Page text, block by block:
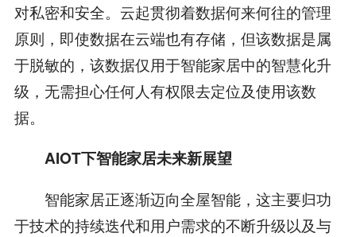
对私密和安全。云起贯彻着数据何来何往的管理
原则，即使数据在云端也有存储，但该数据是属
于脱敏的，该数据仅用于智能家居中的智慧化升
级，无需担心任何人有权限去定位及使用该数
据。
AIOT下智能家居未来新展望
智能家居正逐渐迈向全屋智能，这主要归功
于技术的持续迭代和用户需求的不断升级以及与